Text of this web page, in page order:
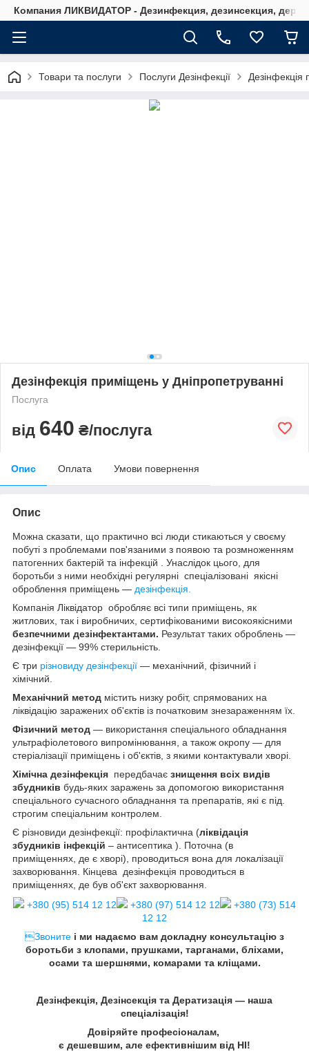
Компания ЛИКВИДАТОР - Дезинфекция, дезинсекция,
Товари та послуги Послуги Дезінфекції Дезінфекція
Дезінфекція приміщень у Дніпропетруванні
Послуга
від 640 ₴/послуга
Опис Оплата Умови повернення
Опис
Можна сказати, що практично всі люди стикаються у своєму
побуті з проблемами пов'язаними з появою та розмноженням
патогенних бактерій та інфекцій . Унаслідок цього, для
боротьби з ними необхідні регулярні спеціалізовані якісні
оброблення приміщень — дезінфекція.
Компанія Ліквідатор обробляє всі типи приміщень, як
житлових, так і виробничих, сертифікованими високоякісними
безпечними дезінфектантами. Результат таких оброблень —
дезінфекції — 99% стерильність.
Є три різновиду дезінфекції — механічний, фізичний і
хімічний.
Механічний метод містить низку робіт, спрямованих на
ліквідацію заражених об'єктів із початковим знезараженням їх.
Фізичний метод — використання спеціального обладнання
ультрафіолетового випромінювання, а також окропу — для
стеріалізації приміщень і об'єктів, з якими контактували хворі.
Хімічна дезінфекція передбачає знищення всіх видів
збудників будь-яких заражень за допомогою використання
спеціального сучасного обладнання та препаратів, які є під.
строгим спеціальним контролем.
Є різновиди дезінфекції: профілактична (ліквідація
збудників інфекцій – антисептика ). Поточна (в
приміщеннях, де є хворі), проводиться вона для локалізації
захворювання. Кінцева дезінфекція проводиться в
приміщеннях, де був об'єкт захворювання.
+380 (95) 514 12 12
+380 (97) 514 12 12
+380 (73) 514
12 12
Звоните і ми надаємо вам докладну консультацію з
боротьби з клопами, прушками, тарганами, бліхами,
осами та шершнями, комарами та кліщами.
Дезінфекція, Дезінсекція та Дератизація — наша
спеціалізація!
Довіряйте професіоналам,
є дешевшим, але ефективнішим від НІ!